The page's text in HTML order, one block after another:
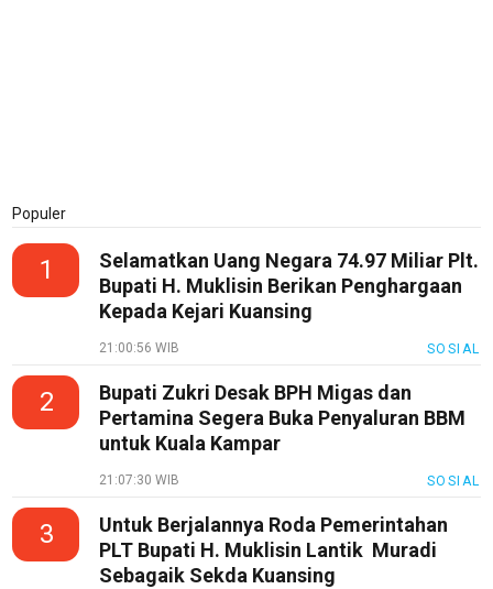
Populer
1
Selamatkan Uang Negara 74.97 Miliar Plt.
Bupati H. Muklisin Berikan Penghargaan
Kepada Kejari Kuansing
21:00:56 WIB SOSIAL
2
Bupati Zukri Desak BPH Migas dan
Pertamina Segera Buka Penyaluran BBM
untuk Kuala Kampar
21:07:30 WIB SOSIAL
3
Untuk Berjalannya Roda Pemerintahan
PLT Bupati H. Muklisin Lantik Muradi
Sebagaik Sekda Kuansing